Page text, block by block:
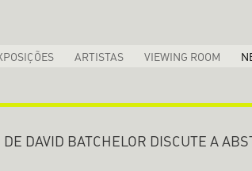
ARTISTAS VIEWING ROOM
DAVID BATCHELOR DISCUTE A